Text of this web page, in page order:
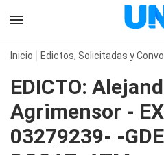
Inicio Edictos, Solicitadas y
EDICTO:
Agrimensor -
03279239- -